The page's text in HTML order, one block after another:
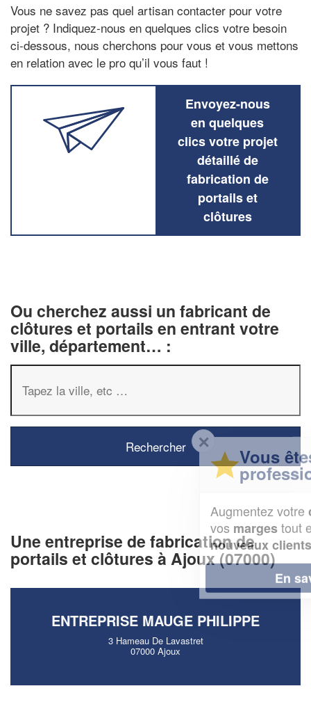
Vous ne savez pas quel artisan contacter pour votre
projet ? Indiquez-nous en quelques clics votre besoin
ci-dessous, nous cherchons pour vous et vous mettons
en relation avec le pro qu’il vous faut !
Envoyez-nous
en quelques
clics votre projet
détaillé de
fabrication de
portails et
clôtures
Ou cherchez aussi un fabricant de
clôtures et portails en entrant votre
ville, département… :
Une entreprise de fabrication de
portails et clôtures à Ajoux (07000)
ENTREPRISE MAUGE PHILIPPE
3 Hameau De Lavastret
07000 Ajoux
Vous êtes un
professionnel ?
chiffre d'affaireset
tout en gagnant de
nouveaux clients!